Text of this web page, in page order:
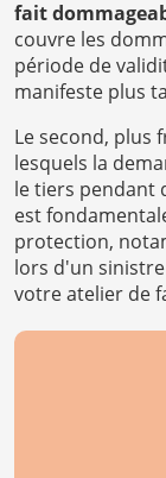
fait
couvre les
période de
manifeste plus
Le second, plus
lesquels la
le tiers pendant
est
protection,
lors d'un
votre atelier de